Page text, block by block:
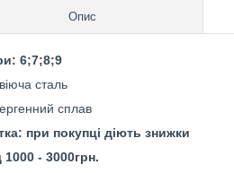
Опис
6;7;8;9
сталь
сплав
при покупці діють знижки
1000 - 3000грн.